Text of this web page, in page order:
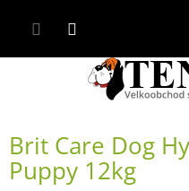
Brit Care Dog
Puppy 12kg